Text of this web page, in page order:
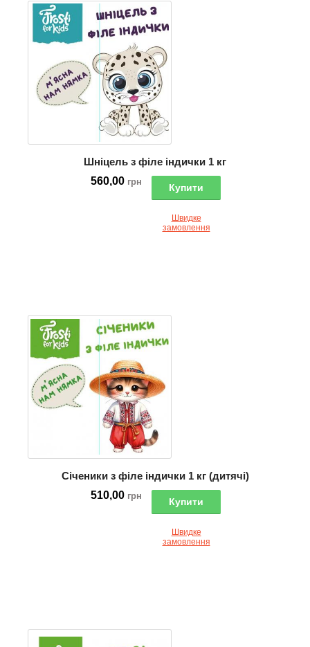
Шніцель з філе індички 1 кг
560,00 грн
Купити
Швидке
замовлення
Січеники з філе індички 1 кг (дитячі)
510,00 грн
Купити
Швидке
замовлення